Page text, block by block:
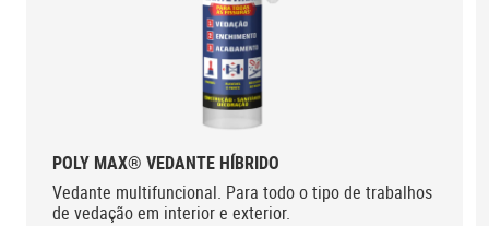
POLY MAX® VEDANTE HÍBRIDO
Vedante multifuncional. Para todo o tipo de trabalhos
de vedação em interior e exterior.